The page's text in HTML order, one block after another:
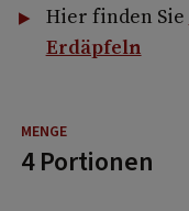
Hier finden Sie
Erdäpfeln
4 Portionen